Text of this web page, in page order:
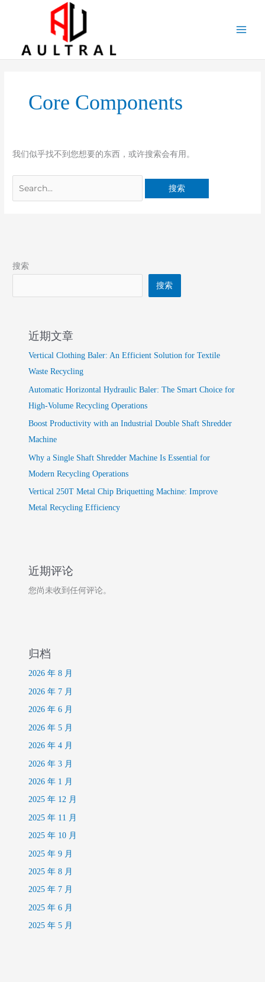
Core Components
我们似乎找不到您想要的东西，或许搜索会有用。
搜索
搜索
近期文章
Vertical Clothing Baler: An Efficient Solution for Textile
Waste Recycling
Automatic Horizontal Hydraulic Baler: The Smart Choice for
High-Volume Recycling Operations
Boost Productivity with an Industrial Double Shaft Shredder
Machine
Why a Single Shaft Shredder Machine Is Essential for
Modern Recycling Operations
Vertical 250T Metal Chip Briquetting Machine: Improve
Metal Recycling Efficiency
近期评论
您尚未收到任何评论。
归档
2026 年 8 月
2026 年 7 月
2026 年 6 月
2026 年 5 月
2026 年 4 月
2026 年 3 月
2026 年 1 月
2025 年 12 月
2025 年 11 月
2025 年 10 月
2025 年 9 月
2025 年 8 月
2025 年 7 月
2025 年 6 月
2025 年 5 月